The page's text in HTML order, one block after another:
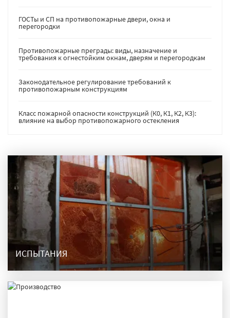
ГОСТы и СП на противопожарные двери, окна и
перегородки
Противопожарные преграды: виды, назначение и
требования к огнестойким окнам, дверям и перегородкам
Законодательное регулирование требований к
противопожарным конструкциям
Класс пожарной опасности конструкций (К0, К1, К2, К3):
влияние на выбор противопожарного остекления
ИСПЫТАНИЯ